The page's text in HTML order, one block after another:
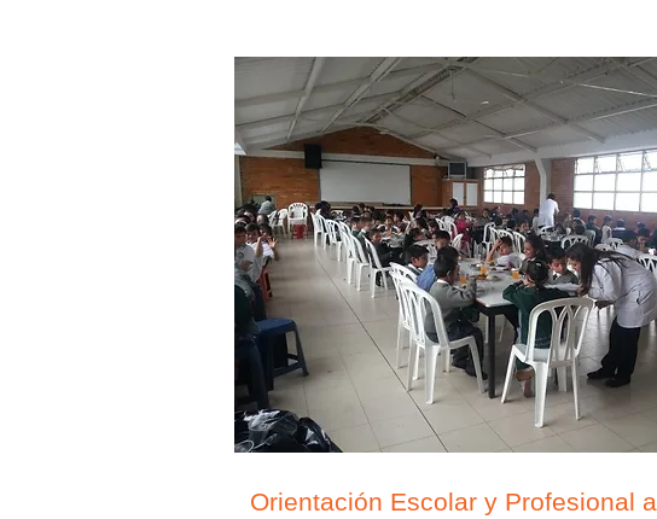
Orientación Escolar y Profesional